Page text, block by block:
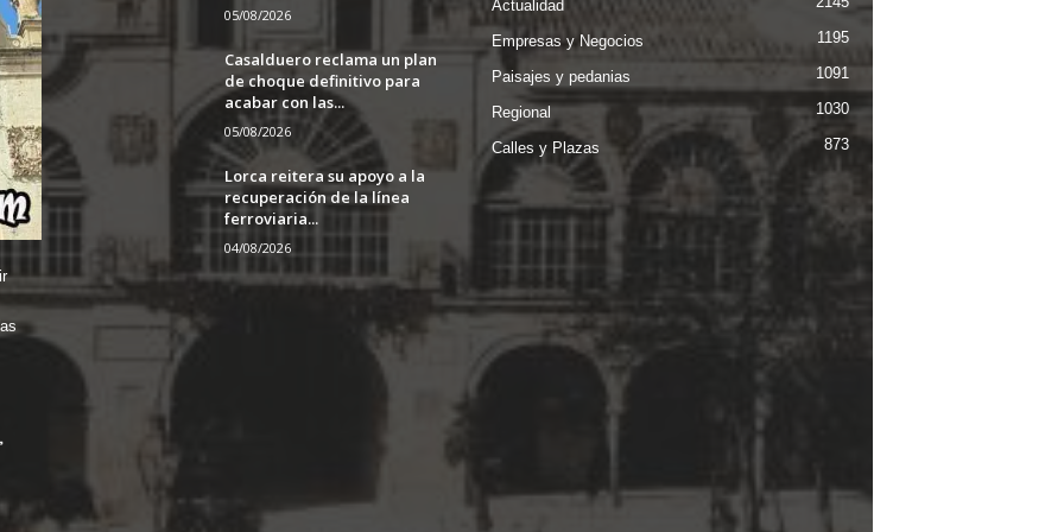
05/08/2026
Casalduero reclama un plan
de choque definitivo para
acabar con las...
05/08/2026
Lorca reitera su apoyo a la
recuperación de la línea
ferroviaria...
04/08/2026
Actualidad
Empresas y Negocios 1195
Paisajes y pedanias 1091
Regional 1030
Calles y Plazas 873